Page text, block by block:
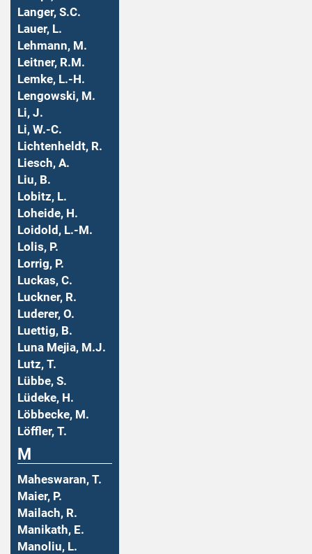
Langer, S.C.
Lauer, L.
Lehmann, M.
Leitner, R.M.
Lemke, L.-H.
Lengowski, M.
Li, J.
Li, W.-C.
Lichtenheldt, R.
Liesch, A.
Liu, B.
Lobitz, L.
Loheide, H.
Loidold, L.-M.
Lolis, P.
Lorrig, P.
Luckas, C.
Luckner, R.
Luderer, O.
Luettig, B.
Luna Mejia, M.J.
Lutz, T.
Lübbe, S.
Lüdeke, H.
Löbbecke, M.
Löffler, T.
M
Maheswaran, T.
Maier, P.
Mailach, R.
Manikath, E.
Manoliu, L.